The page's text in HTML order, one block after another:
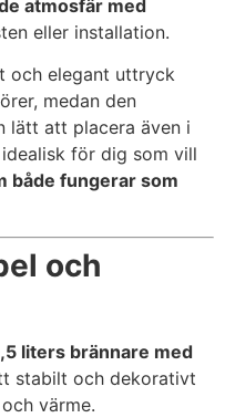
atmosfär med
eller installation.
och elegant uttryck
medan den
lätt att placera även i
för dig som vill
både fungerar som
och
liters brännare med
stabilt och dekorativt
värme.